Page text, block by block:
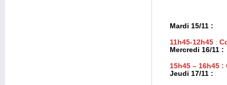
Mardi 15/11 :
11h45-12h45 :
Mercredi 16/11 :
15h45 – 16h45
Jeudi 17/11 :